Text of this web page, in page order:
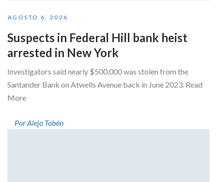
AGOSTO 6, 2026
Suspects in Federal Hill bank heist
arrested in New York
Investigators said nearly $500,000 was stolen from the
Santander Bank on Atwells Avenue back in June 2023. Read
More
Por Alejo Tobón